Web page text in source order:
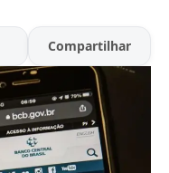
Compartilhar